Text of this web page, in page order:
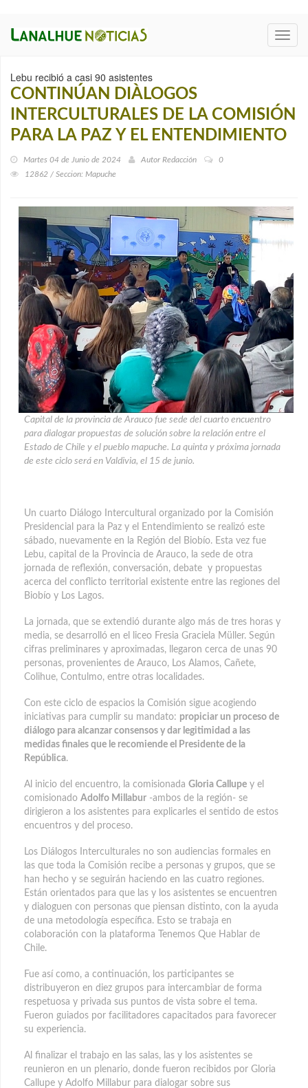
Lebu recibió a casi 90 asistentes
CONTINÚAN DIÀLOGOS
INTERCULTURALES DE LA COMISIÓN
PARA LA PAZ Y EL ENTENDIMIENTO
Martes 04 de Junio de 2024 Autor Redacción
0
12862 / Seccion: Mapuche
Capital de la provincia de Arauco fue sede del cuarto encuentro
para dialogar propuestas de solución sobre la relación entre el
Estado de Chile y el pueblo mapuche. La quinta y próxima jornada
de este ciclo será en Valdivia, el 15 de junio.
Un cuarto Diálogo Intercultural organizado por la Comisión
Presidencial para la Paz y el Entendimiento se realizó este
sábado, nuevamente en la Región del Biobío. Esta vez fue
Lebu, capital de la Provincia de Arauco, la sede de otra
jornada de reflexión, conversación, debate y propuestas
acerca del conflicto territorial existente entre las regiones del
Biobío y Los Lagos.
La jornada, que se extendió durante algo más de tres horas y
media, se desarrolló en el liceo Fresia Graciela Müller. Según
cifras preliminares y aproximadas, llegaron cerca de unas 90
personas, provenientes de Arauco, Los Alamos, Cañete,
Colihue, Contulmo, entre otras localidades.
Con este ciclo de espacios la Comisión sigue acogiendo
iniciativas para cumplir su mandato: propiciar un proceso de
diálogo para alcanzar consensos y dar legitimidad a las
medidas finales que le recomiende el Presidente de la
República.
Al inicio del encuentro, la comisionada Gloria Callupe y el
comisionado Adolfo Millabur -ambos de la región- se
dirigieron a los asistentes para explicarles el sentido de estos
encuentros y del proceso.
Los Diálogos Interculturales no son audiencias formales en
las que toda la Comisión recibe a personas y grupos, que se
han hecho y se seguirán haciendo en las cuatro regiones.
Están orientados para que las y los asistentes se encuentren
y dialoguen con personas que piensan distinto, con la ayuda
de una metodología específica. Esto se trabaja en
colaboración con la plataforma Tenemos Que Hablar de
Chile.
Fue así como, a continuación, los participantes se
distribuyeron en diez grupos para intercambiar de forma
respetuosa y privada sus puntos de vista sobre el tema.
Fueron guiados por facilitadores capacitados para favorecer
su experiencia.
Al finalizar el trabajo en las salas, las y los asistentes se
reunieron en un plenario, donde fueron recibidos por Gloria
Callupe y Adolfo Millabur para dialogar sobre sus